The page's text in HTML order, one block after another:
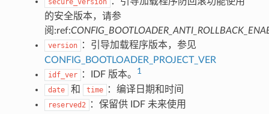
secure_version
的安全版本，请参
阅:ref:
version
：引导加载程序版本，参见
CONFIG_BOOTLOADER_PROJECT_VER
idf_ver ：IDF 版本。 1
date 和 time ：编译日期和时间
reserved2 ：保留供 IDF 未来使用